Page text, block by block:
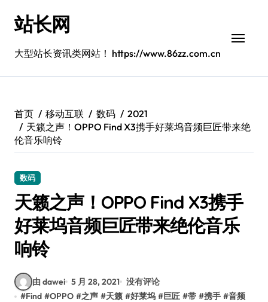
站长网
大型站长资讯类网站！ https://www.86zz.com.cn
首页 移动互联 数码
2021
天籁之声！OPPO Find X3携手好莱坞音频巨匠带来绝
伦音乐响铃
数码
天籁之声！OPPO Find X3携手
好莱坞音频巨匠带来绝伦音乐
响铃
由 dawei 5 月 28, 2021 没有评论
#Find #OPPO #之声 #天籁 #好莱坞 #巨匠 #带 #携手 #音频